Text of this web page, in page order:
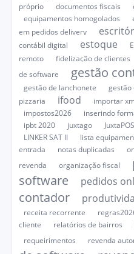
próprio
documentos fiscais
equipamentos homogolados
em pedidos delivery
contábil digital
estoque
remoto
fidelização de clientes
de software
gestão
gestão de lanchonete
gestão
pizzaria
ifood importar
impostos2026 inserindo
ipbt 2020
juxtago
LINKER SAT II
lista
entrada
notas duplicadas
revenda
organização fiscal
software
pedidos
contador
receita recorrente
cliente
relatórios de bairros
requeirimentos
revenda